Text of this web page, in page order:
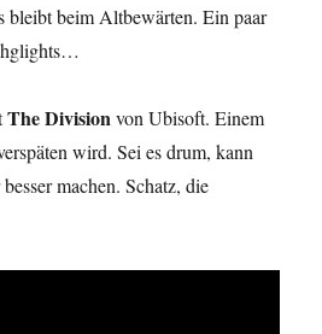
bleibt beim Altbewärten. Ein paar
The Divisionvon Ubisoft. Einem
wird. Sei es drum, kann
machen. Schatz, die